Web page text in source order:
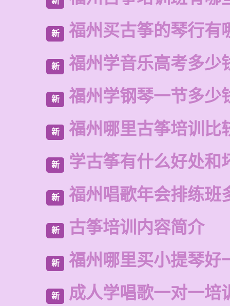
新 福州买古筝的琴行有
新 福州学音乐高考多少
新 福州学钢琴一节多少
新 福州哪里古筝培训比
新 学古筝有什么好处和
新 福州唱歌年会排练班
新 古筝培训内容简介
新 福州哪里买小提琴好
新 成人学唱歌一对一培